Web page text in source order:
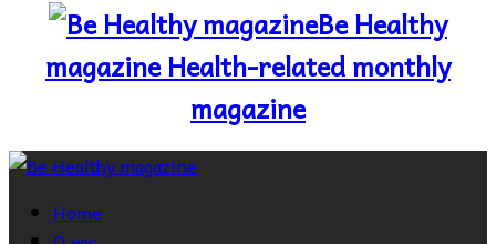
Be Healthy
magazine Health-related monthly
magazine
Home